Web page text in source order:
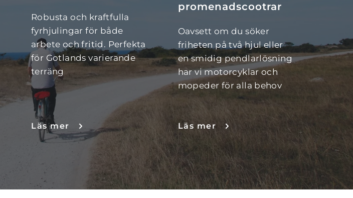
Robusta och kraftfulla
fyrhjulingar för både
arbete och fritid. Perfekta
för Gotlands varierande
terräng
Läs mer
promenadscootrar
Oavsett om du söker
friheten på två hjul eller
en smidig pendlarlösning
har vi motorcyklar och
mopeder för alla behov
Läs mer